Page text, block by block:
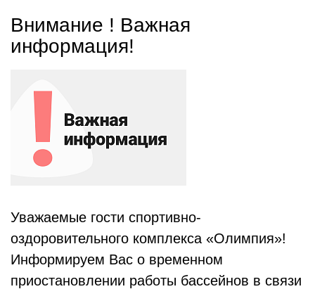
Внимание !️ Важная
информация!
Уважаемые гости спортивно-
оздоровительного комплекса «Олимпия»!
Информируем Вас о временном
приостановлении работы бассейнов в связи